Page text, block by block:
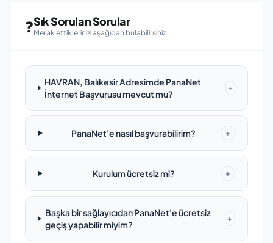
❓Sık Sorulan Sorular
Merak ettiklerinizi aşağıdan bulabilirsiniz.
HAVRAN, Balıkesir Adresimde PanaNet
İnternet Başvurusu mevcut mu?
+
PanaNet'e nasıl başvurabilirim? +
Kurulum ücretsiz mi? +
Başka bir sağlayıcıdan PanaNet'e ücretsiz
geçiş yapabilir miyim?
+